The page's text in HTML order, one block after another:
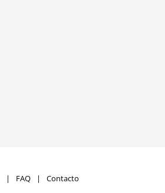
FAQ Contacto